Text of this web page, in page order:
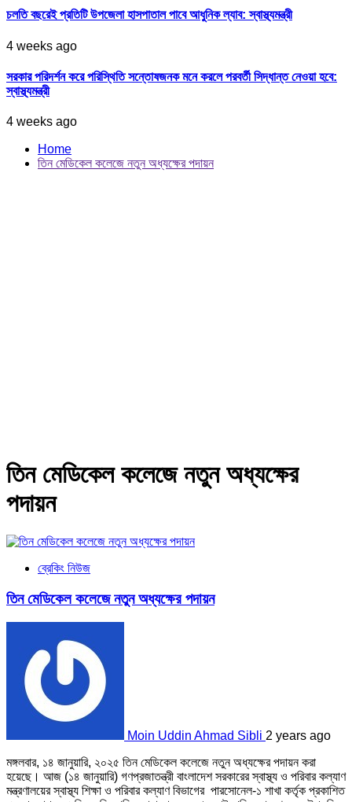
চলতি বছরেই প্রতিটি উপজেলা হাসপাতাল পাবে আধুনিক ল্যাব: স্বাস্থ্যমন্ত্রী
4 weeks ago
সরকার পরিদর্শন করে পরিস্থিতি সন্তোষজনক মনে করলে পরবর্তী সিদ্ধান্ত নেওয়া হবে:
স্বাস্থ্যমন্ত্রী
4 weeks ago
Home
তিন মেডিকেল কলেজে নতুন অধ্যক্ষের পদায়ন
তিন মেডিকেল কলেজে নতুন অধ্যক্ষের
পদায়ন
ব্রেকিং নিউজ
তিন মেডিকেল কলেজে নতুন অধ্যক্ষের পদায়ন
Moin Uddin Ahmad Sibli 2 years ago
মঙ্গলবার, ১৪ জানুয়ারি, ২০২৫ তিন মেডিকেল কলেজে নতুন অধ্যক্ষের পদায়ন করা
হয়েছে। আজ (১৪ জানুয়ারি) গণপ্রজাতন্ত্রী বাংলাদেশ সরকারের স্বাস্থ্য ও পরিবার কল্যাণ
মন্ত্রণালয়ের স্বাস্থ্য শিক্ষা ও পরিবার কল্যাণ বিভাগের পারসোনেল-১ শাখা কর্তৃক প্রকাশিত